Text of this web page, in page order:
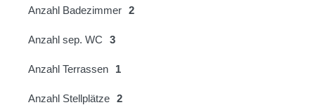
Anzahl Badezimmer 2
Anzahl sep. WC 3
Anzahl Terrassen 1
Anzahl Stellplätze 2